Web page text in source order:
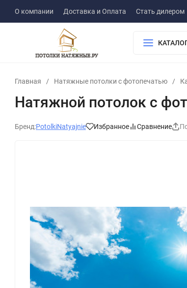
О компании Доставка и Оплата Стать дилером
Главная / Натяжные потолки с фотопечатью /
Натяжной потолок с
Бренд:PotolkiNatyajnie Избранное Сравнение